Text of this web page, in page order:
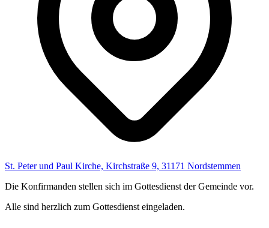
St. Peter und Paul Kirche, Kirchstraße 9, 31171 Nordstemmen
Die Konfirmanden stellen sich im Gottesdienst der Gemeinde vor.
Alle sind herzlich zum Gottesdienst eingeladen.